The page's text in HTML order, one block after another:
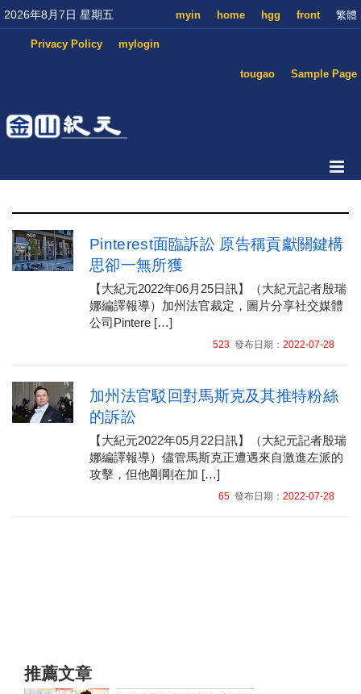
2026年8月7日 星期五 繁體
front
hgg
home
myin
mylogin
Privacy Policy
Sample Page
tougao
Pinterest面臨訴訟 原告稱貢獻關鍵構
思卻一無所獲
【大紀元2022年06月25日訊】（大紀元記者殷瑞
娜編譯報導）加州法官裁定，圖片分享社交媒體
公司Pintere […]
523發布日期： 2022-07-28
加州法官駁回對馬斯克及其推特粉絲
的訴訟
【大紀元2022年05月22日訊】（大紀元記者殷瑞
娜編譯報導）儘管馬斯克正遭遇來自激進左派的
攻擊，但他剛剛在加 […]
65發布日期： 2022-07-28
推薦文章